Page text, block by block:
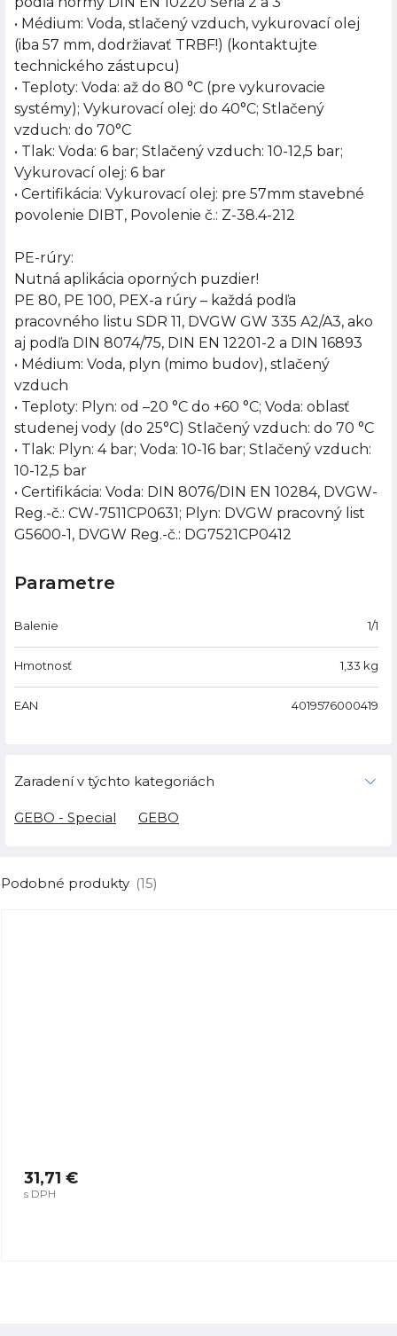
• Médium: Voda, stlačený vzduch, vykurovací olej
(iba 57 mm, dodržiavať TRBF!) (kontaktujte
technického zástupcu)
• Teploty: Voda: až do 80 °C (pre vykurovacie
systémy); Vykurovací olej: do 40°C; Stlačený
vzduch: do 70°C
• Tlak: Voda: 6 bar; Stlačený vzduch: 10-12,5 bar;
Vykurovací olej: 6 bar
• Certifikácia: Vykurovací olej: pre 57mm stavebné
povolenie DIBT, Povolenie č.: Z-38.4-212
PE-rúry:
Nutná aplikácia oporných puzdier!
PE 80, PE 100, PEX-a rúry – každá podľa
pracovného listu SDR 11, DVGW GW 335 A2/A3, ako
aj podľa DIN 8074/75, DIN EN 12201-2 a DIN 16893
• Médium: Voda, plyn (mimo budov), stlačený
vzduch
• Teploty: Plyn: od –20 °C do +60 °C; Voda: oblasť
studenej vody (do 25°C) Stlačený vzduch: do 70 °C
• Tlak: Plyn: 4 bar; Voda: 10-16 bar; Stlačený vzduch:
10-12,5 bar
• Certifikácia: Voda: DIN 8076/DIN EN 10284, DVGW-
Reg.-č.: CW-7511CP0631; Plyn: DVGW pracovný list
G5600-1, DVGW Reg.-č.: DG7521CP0412
Parametre
Balenie 1/1
Hmotnosť 1,33 kg
EAN 4019576000419
Zaradení v týchto kategoriách
GEBO - Special GEBO
Podobné produkty (15)
31,71 €
s DPH